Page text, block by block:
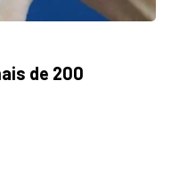
de 200